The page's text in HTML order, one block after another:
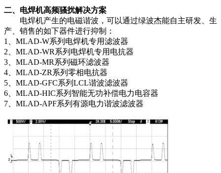
二、电焊机高频骚扰解决方案
电焊机产生的电磁谐波，可以通过绿波杰能自主研发、生
产、销售的如下器件进行抑制：
1、MLAD-W系列电焊机专用滤波器
2、MLAD-WR系列电焊机专用电抗器
3、MLAD-MR系列磁环滤波器
4、MLAD-ZR系列零相电抗器
5、MLAD-GFC系列LCL谐波滤波器
6、MLAD-HIC系列智能无功补偿电力电容器
7、MLAD-APF系列有源电力谐波滤波器